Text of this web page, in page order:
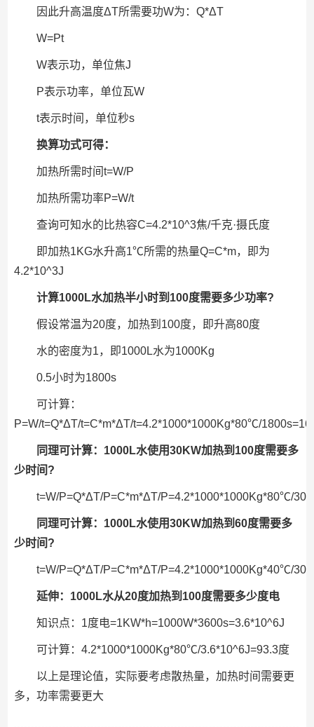
因此升高温度ΔT所需要功W为：Q*ΔT
W=Pt
W表示功，单位焦J
P表示功率，单位瓦W
t表示时间，单位秒s
换算功式可得：
加热所需时间t=W/P
加热所需功率P=W/t
查询可知水的比热容C=4.2*10^3焦/千克·摄氏度
即加热1KG水升高1℃所需的热量Q=C*m，即为
4.2*10^3J
计算1000L水加热半小时到100度需要多少功率?
假设常温为20度，加热到100度，即升高80度
水的密度为1，即1000L水为1000Kg
0.5小时为1800s
可计算：
P=W/t=Q*ΔT/t=C*m*ΔT/t=4.2*1000*1000Kg*80℃/
同理可计算：1000L水使用30KW加热到100度需要多
少时间?
t=W/P=Q*ΔT/P=C*m*ΔT/P=4.2*1000*1000Kg*80℃/
同理可计算：1000L水使用30KW加热到60度需要多
少时间?
t=W/P=Q*ΔT/P=C*m*ΔT/P=4.2*1000*1000Kg*40℃/
延伸：1000L水从20度加热到100度需要多少度电
知识点：1度电=1KW*h=1000W*3600s=3.6*10^6J
可计算：4.2*1000*1000Kg*80℃/3.6*10^6J=93.3度
以上是理论值，实际要考虑散热量，加热时间需要更
多，功率需要更大